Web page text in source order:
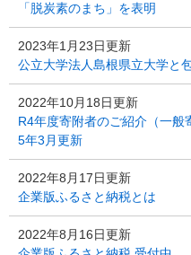
「脱炭素のまち」を表明
2023年1月23日更新
公立大学法人島根県立大学と
2022年10月18日更新
R4年度寄附者のご紹介（一般
5年3月更新
2022年8月17日更新
企業版ふるさと納税とは
2022年8月16日更新